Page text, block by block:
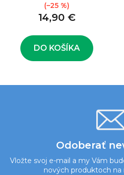
14,90 €
(–25 %)
DO KOŠÍKA
Odoberať
Vložte svoj e-mail a my Vám
nových produktoch na